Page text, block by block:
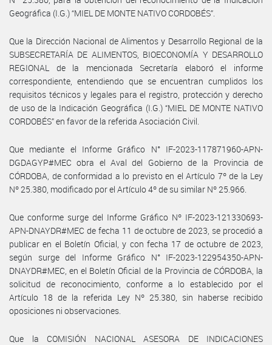
Geográfica (I.G.) “MIEL DE MONTE NATIVO CORDOBÉS”.
Que la Dirección Nacional de Alimentos y Desarrollo Regional de la
SUBSECRETARÍA DE ALIMENTOS, BIOECONOMÍA Y DESARROLLO
REGIONAL de la mencionada Secretaría elaboró el informe
correspondiente, entendiendo que se encuentran cumplidos los
requisitos técnicos y legales para el registro, protección y derecho
de uso de la Indicación Geográfica (I.G.) “MIEL DE MONTE NATIVO
CORDOBÉS” en favor de la referida Asociación Civil.
Que mediante el Informe Gráfico N° IF-2023-117871960-APN-
DGDAGYP#MEC obra el Aval del Gobierno de la Provincia de
CÓRDOBA, de conformidad a lo previsto en el Artículo 7º de la Ley
Nº 25.380, modificado por el Artículo 4º de su similar Nº 25.966.
Que conforme surge del Informe Gráfico Nº IF-2023-121330693-
APN-DNAYDR#MEC de fecha 11 de octubre de 2023, se procedió a
publicar en el Boletín Oficial, y con fecha 17 de octubre de 2023,
según surge del Informe Gráfico N° IF-2023-122954350-APN-
DNAYDR#MEC, en el Boletín Oficial de la Provincia de CÓRDOBA, la
solicitud de reconocimiento, conforme a lo establecido por el
Artículo 18 de la referida Ley Nº 25.380, sin haberse recibido
oposiciones ni observaciones.
Que la COMISIÓN NACIONAL ASESORA DE INDICACIONES